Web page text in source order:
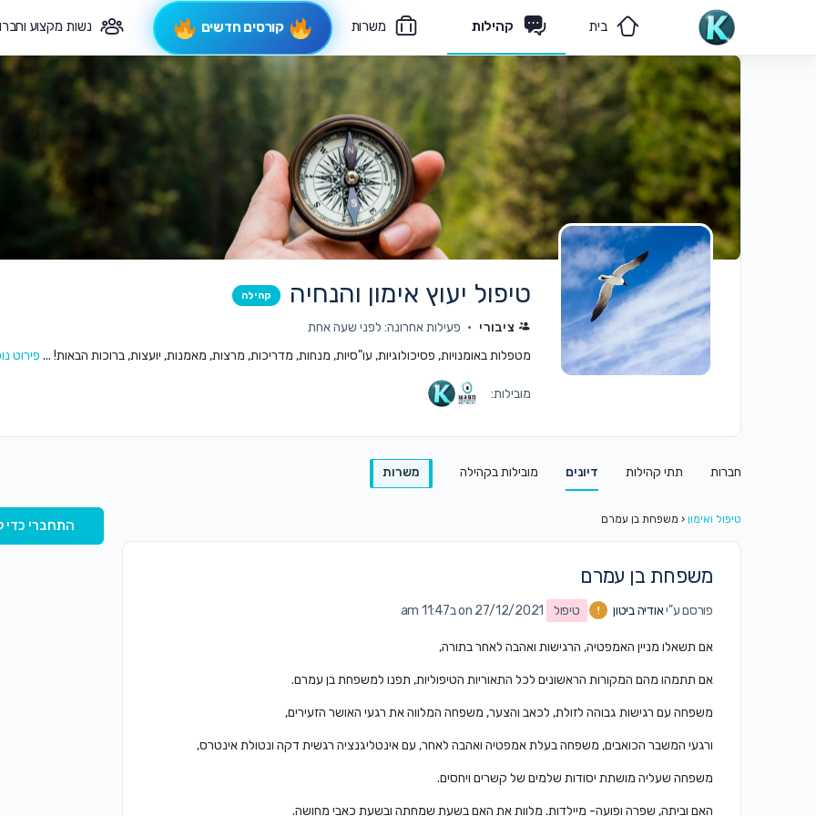
בית קהילות משרות קורסים חדשים נשות מקצוע
מאמרים הצוות שלנו פיקוח תורני
טיפול יעוץ אימון והנחיה קהילה
ציבורי
פעילות אחרונה: לפני שעה אחת
מטפלות באומנויות, פסיכולוגיות, עו"סיות, מנחות, מדריכות, מרצות, מאמנות, יועצות, ברוכות הבאות! ... פירוט
מובילות:
חברות תתי קהילות דיונים מובילות בקהילה משרות
טיפול ואימון ‹ משפחת בן עמרם
משפחת בן עמרם
פורסם ע"יאודיה ביטון טיפול on 27/12/2021 ב11:47 am
אם תשאלו מניין האמפטיה, הרגישות ואהבה לאחר בתורה,
אם תתמהו מהם המקורות הראשונים לכל התאוריות הטיפוליות, תפנו למשפחת בן עמרם.
משפחה עם רגישות גבוהה לזולת, לכאב והצער, משפחה המלווה את רגעי האושר הזעירים,
ורגעי המשבר הכואבים, משפחה בעלת אמפטיה ואהבה לאחר, עם אינטליגנציה רגשית דקה ונטולת אינטרס,
משפחה שעליה מושתת יסודות שלמים של קשרים ויחסים.
האם וביתה, שפרה ופועה- מיילדות. מלוות את האם בשעת שמחתה ובשעת כאבי מחושה.
התחברי כדי